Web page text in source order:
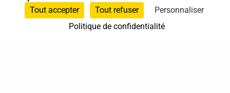
Tout accepter
Tout refuser
Personnaliser
Politique de confidentialité